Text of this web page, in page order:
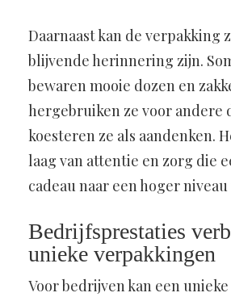
Daarnaast kan de verpakking
blijvende herinnering zijn.
bewaren mooie dozen en
hergebruiken ze voor andere
koesteren ze als aandenken.
laag van attentie en zorg die
cadeau naar een hoger
Bedrijfsprestaties
unieke verpakkingen
Voor bedrijven kan een unieke